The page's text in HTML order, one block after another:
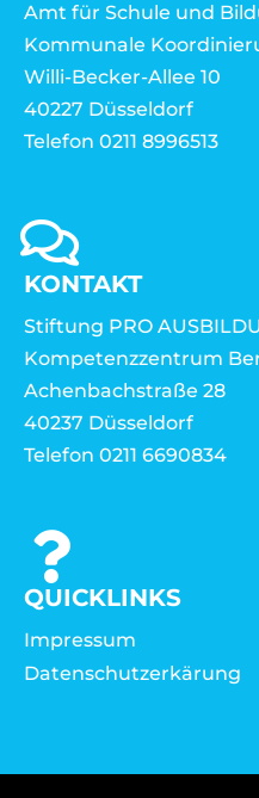
Amt für Schule und
Kommunale
Willi-Becker-Allee 10
40227 Düsseldorf
Telefon 0211 8996513
KONTAKT
Stiftung PRO
Kompetenzzentrum
Achenbachstraße 28
40237 Düsseldorf
Telefon 0211 6690834
QUICKLINKS
Impressum
Datenschutzerkärung